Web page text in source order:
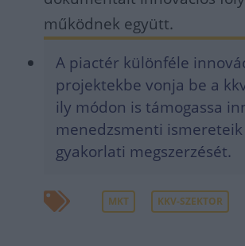
működnek együtt.
A piactér különféle
projektekbe vonja be a
ily módon is támogassa
menedzsmenti
gyakorlati megszerzését.
MKT KKV-SZEKTOR